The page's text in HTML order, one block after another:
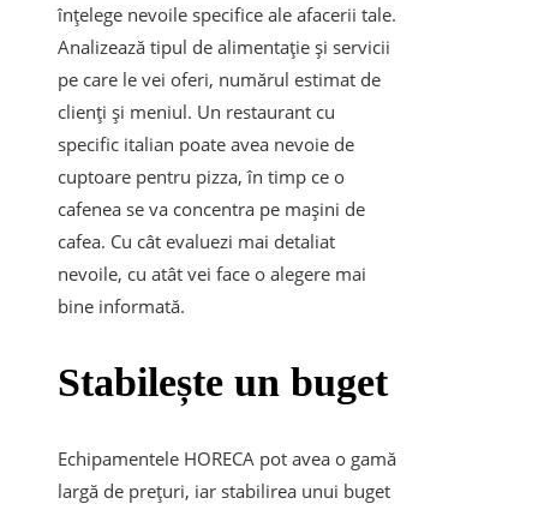
înțelege nevoile specifice ale afacerii tale.
Analizează tipul de alimentație și servicii
pe care le vei oferi, numărul estimat de
clienți și meniul. Un restaurant cu
specific italian poate avea nevoie de
cuptoare pentru pizza, în timp ce o
cafenea se va concentra pe mașini de
cafea. Cu cât evaluezi mai detaliat
nevoile, cu atât vei face o alegere mai
bine informată.
Stabilește un buget
Echipamentele HORECA pot avea o gamă
largă de prețuri, iar stabilirea unui buget